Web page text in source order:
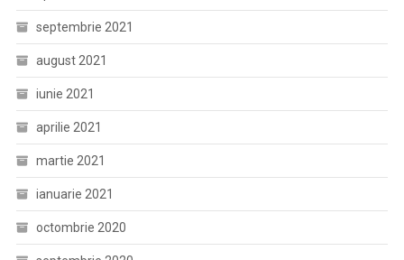
septembrie 2021
august 2021
iunie 2021
aprilie 2021
martie 2021
ianuarie 2021
octombrie 2020